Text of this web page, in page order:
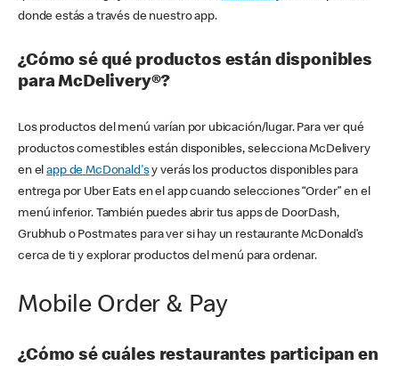
donde estás a través de nuestro app.
¿Cómo sé qué productos están disponibles
para McDelivery®?
Los productos del menú varían por ubicación/lugar. Para ver qué
productos comestibles están disponibles, selecciona McDelivery
en elapp de McDonald'sy verás los productos disponibles para
entrega por Uber Eats en el app cuando selecciones “Order” en el
menú inferior. También puedes abrir tus apps de DoorDash,
Grubhub o Postmates para ver si hay un restaurante McDonald’s
cerca de ti y explorar productos del menú para ordenar.
Mobile Order & Pay
¿Cómo sé cuáles restaurantes participan en